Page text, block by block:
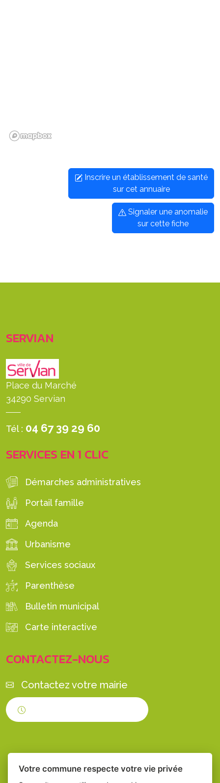
Inscrire un établissement de santé
sur cet annuaire
Signaler une anomalie
sur cette fiche
SERVIAN
Place du Marché
34290 Servian
Tél : 04 67 39 29 60
SERVICES EN 1 CLIC
Démarches administratives
Portail famille
Agenda
Urbanisme
Services sociaux
Parenthèse
Bulletin municipal
Carte interactive
CONTACTEZ-NOUS
Contactez votre mairie
Votre commune respecte votre vie privée